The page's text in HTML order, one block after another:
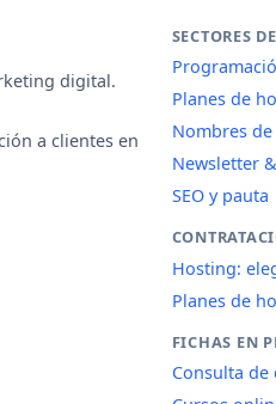
digital.
a clientes en
SECTORES
Planes de
Nombres
Newsletter
SEO y pauta
Hosting:
Planes de
FICHAS EN
Consulta